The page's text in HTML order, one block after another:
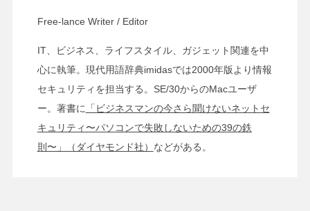
Free-lance Writer / Editor
IT、ビジネス、ライフスタイル、ガジェット関連を中
心に執筆。現代用語辞典imidasでは2000年版より情報
セキュリティを担当する。SE/30からのMacユーザ
ー。著書に 「ビジネスマンの今さら聞けないネットセ
キュリティ〜パソコンで失敗しないための39の鉄
則〜」（ダイヤモンド社） などがある。